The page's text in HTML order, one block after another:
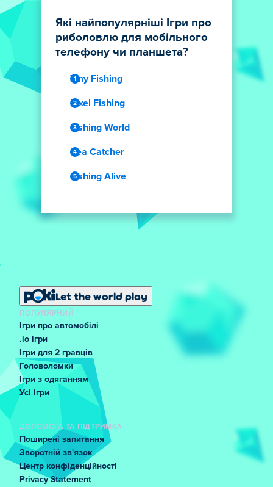
Які найпопулярніші Ігри про
риболовлю для мобільного
телефону чи планшета?
Tiny Fishing
Pixel Fishing
Fishing World
Sea Catcher
Fishing Alive
Let the world play
ПОПУЛЯРНИЙ
Ігри про автомобілі
.io ігри
Ігри для 2 гравців
Головоломки
Ігри з одяганням
Усі ігри
ДОПОМОГА ТА ПІДТРИМКА
Поширені запитання
Зворотній зв'язок
Центр конфіденційності
Privacy Statement